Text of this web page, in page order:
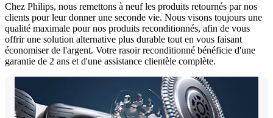
Chez Philips, nous remettons à neuf les produits retournés par nos
clients pour leur donner une seconde vie. Nous visons toujours une
qualité maximale pour nos produits reconditionnés, afin de vous
offrir une solution alternative plus durable tout en vous faisant
économiser de l'argent. Votre rasoir reconditionné bénéficie d'une
garantie de 2 ans et d'une assistance clientèle complète.